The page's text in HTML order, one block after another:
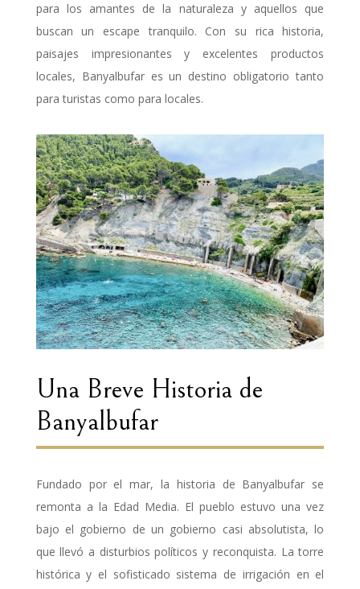
para los amantes de la naturaleza y aquellos que
buscan un escape tranquilo. Con su rica historia,
paisajes impresionantes y excelentes productos
locales, Banyalbufar es un destino obligatorio tanto
para turistas como para locales.
Una Breve Historia de
Banyalbufar
Fundado por el mar, la historia de Banyalbufar se
remonta a la Edad Media. El pueblo estuvo una vez
bajo el gobierno de un gobierno casi absolutista, lo
que llevó a disturbios políticos y reconquista. La torre
histórica y el sofisticado sistema de irrigación en el